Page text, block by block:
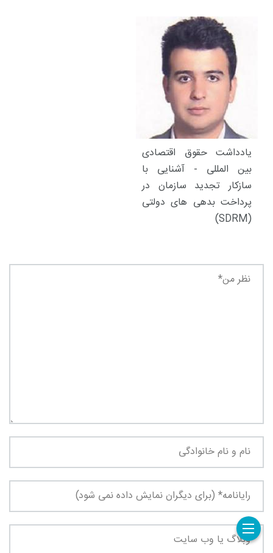
یادداشت حقوق اقتصادی
بین المللی - آشنایی با
سازکار تجدید سازمان در
پرداخت بدهی های دولتی
(SDRM)